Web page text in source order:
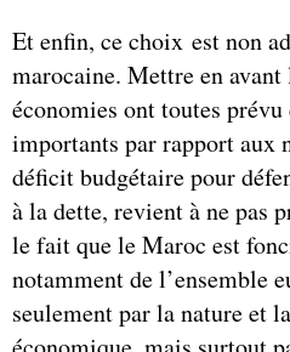
Et enfin, ce choix est non
marocaine. Mettre en
économies ont toutes prévu
importants par rapport aux
déficit budgétaire pour
à la dette, revient à ne pas
le fait que le Maroc est
notamment de l’ensemble
seulement par la nature et